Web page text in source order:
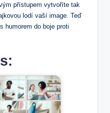
přístupem vytvoříte tak
lodí⁢ vaší ‍image. Teď
humorem⁤ do boje proti